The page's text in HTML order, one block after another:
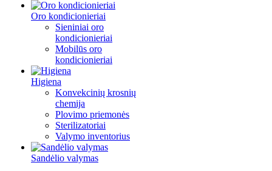
Oro kondicionieriai
Sieniniai oro
kondicionieriai
Mobilūs oro
kondicionieriai
Higiena
Konvekcinių krosnių
chemija
Plovimo priemonės
Sterilizatoriai
Valymo inventorius
Sandėlio valymas